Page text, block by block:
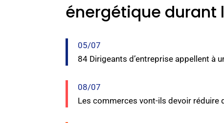
énergétique durant
05/07
84 Dirigeants d’entreprise appellent à
08/07
Les commerces vont-ils devoir réduire